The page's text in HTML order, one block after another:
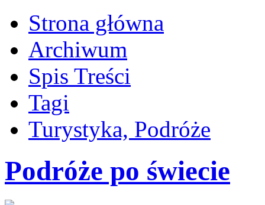
Strona główna
Archiwum
Spis Treści
Tagi
Turystyka, Podróże
Podróże po świecie